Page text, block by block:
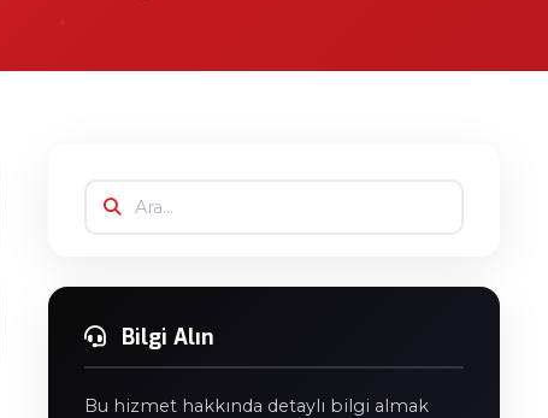
Bilgi Alın
Bu hizmet hakkında detaylı bilgi almak